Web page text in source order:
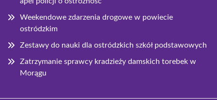
Weekendowe zdarzenia drogowe w powiecie
ostródzkim
Zestawy do nauki dla ostródzkich szkół podstawowych
Zatrzymanie sprawcy kradzieży damskich torebek w
Morągu